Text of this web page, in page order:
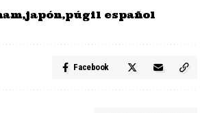
japón púgil español
Facebook